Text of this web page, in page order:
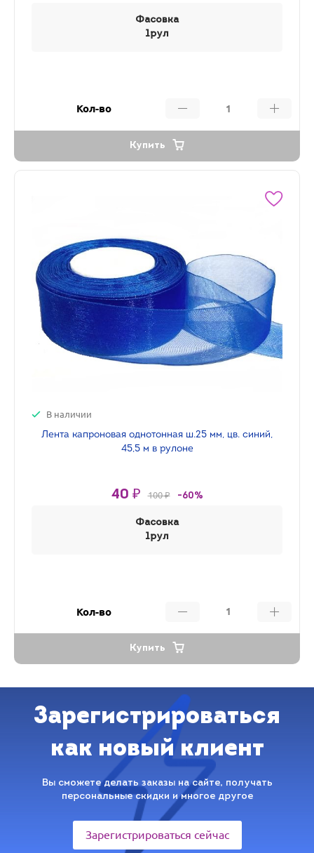
Фасовка
1рул
Кол-во
Купить
В наличии
Лента капроновая однотонная ш.25 мм, цв. синий,
45,5 м в рулоне
40 ₽ 100 ₽ -60%
Фасовка
1рул
Кол-во
Купить
Зарегистрироваться
как новый клиент
Вы сможете делать заказы на сайте, получать
персональные скидки и многое другое
Зарегистрироваться сейчас